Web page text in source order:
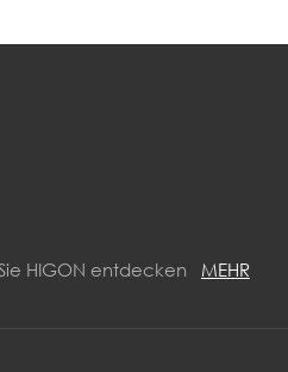
HIGON entdecken MEHR